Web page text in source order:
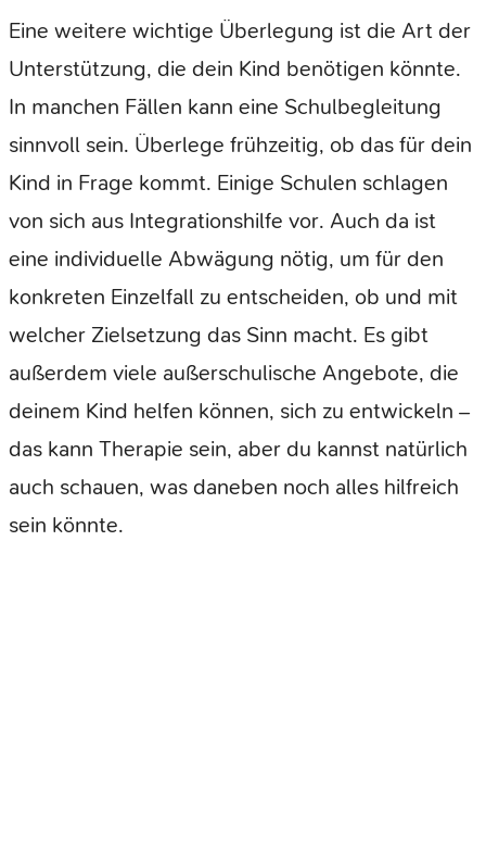
Eine weitere wichtige Überlegung ist die Art der
Unterstützung, die dein Kind benötigen könnte.
In manchen Fällen kann eine Schulbegleitung
sinnvoll sein. Überlege frühzeitig, ob das für dein
Kind in Frage kommt. Einige Schulen schlagen
von sich aus Integrationshilfe vor. Auch da ist
eine individuelle Abwägung nötig, um für den
konkreten Einzelfall zu entscheiden, ob und mit
welcher Zielsetzung das Sinn macht. Es gibt
außerdem viele außerschulische Angebote, die
deinem Kind helfen können, sich zu entwickeln –
das kann Therapie sein, aber du kannst natürlich
auch schauen, was daneben noch alles hilfreich
sein könnte.